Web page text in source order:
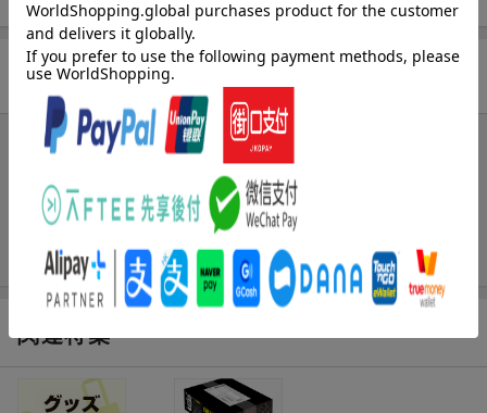
商品レビュー
まだレビューがありません。
関連特集